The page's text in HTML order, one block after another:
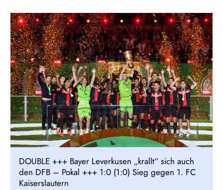
DOUBLE +++ Bayer Leverkusen „krallt“ sich auch
den DFB – Pokal +++ 1:0 (1:0) Sieg gegen 1. FC
Kaiserslautern